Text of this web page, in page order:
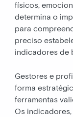
físicos,
determina o
para
preciso
indicadores de
Gestores e
forma
ferramentas
Os